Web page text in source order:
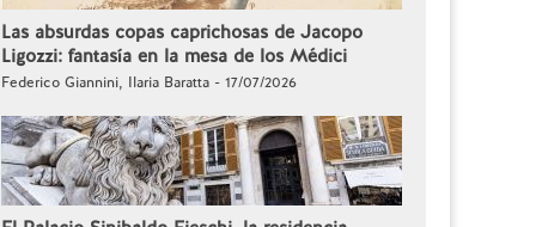
Las absurdas copas caprichosas de Jacopo
Ligozzi: fantasía en la mesa de los Médici
Federico Giannini, Ilaria Baratta - 17/07/2026